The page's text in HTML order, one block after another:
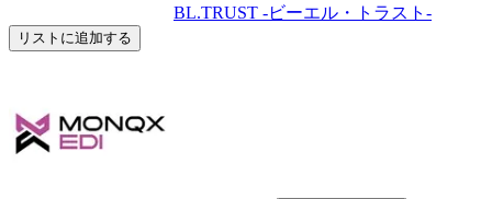
BL.TRUST -ビーエル・トラスト-
リストに追加する